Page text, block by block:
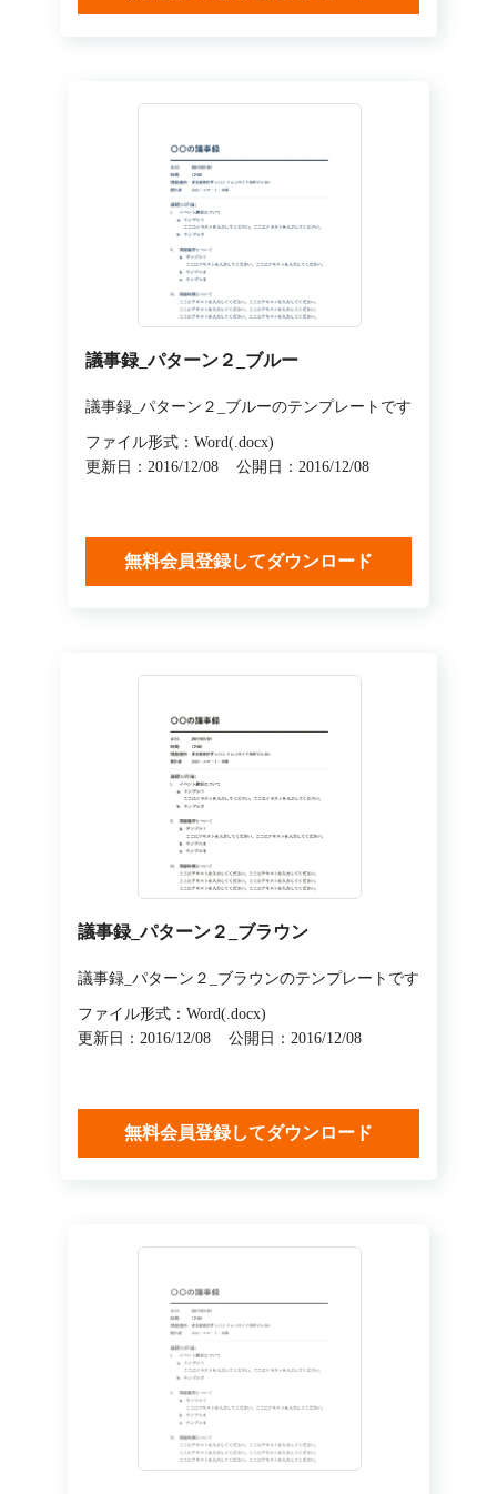
議事録_パターン２_ブルー
議事録_パターン２_ブルーのテンプレートです
ファイル形式：Word(.docx)
更新日：2016/12/08
公開日：2016/12/08
無料会員登録してダウンロード
議事録_パターン２_ブラウン
議事録_パターン２_ブラウンのテンプレートです
ファイル形式：Word(.docx)
更新日：2016/12/08
公開日：2016/12/08
無料会員登録してダウンロード